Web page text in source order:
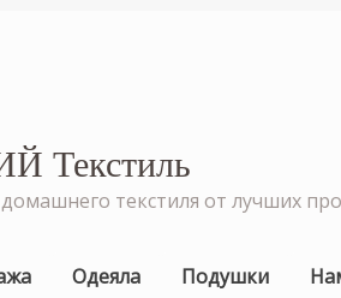
текстиля от лучших
Одеяла Подушки